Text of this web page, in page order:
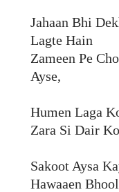
Jahaan Bhi
Lagte Hain
Zameen Pe
Ayse,
Humen Laga
Zara Si Dair
Sakoot Aysa
Hawaaen